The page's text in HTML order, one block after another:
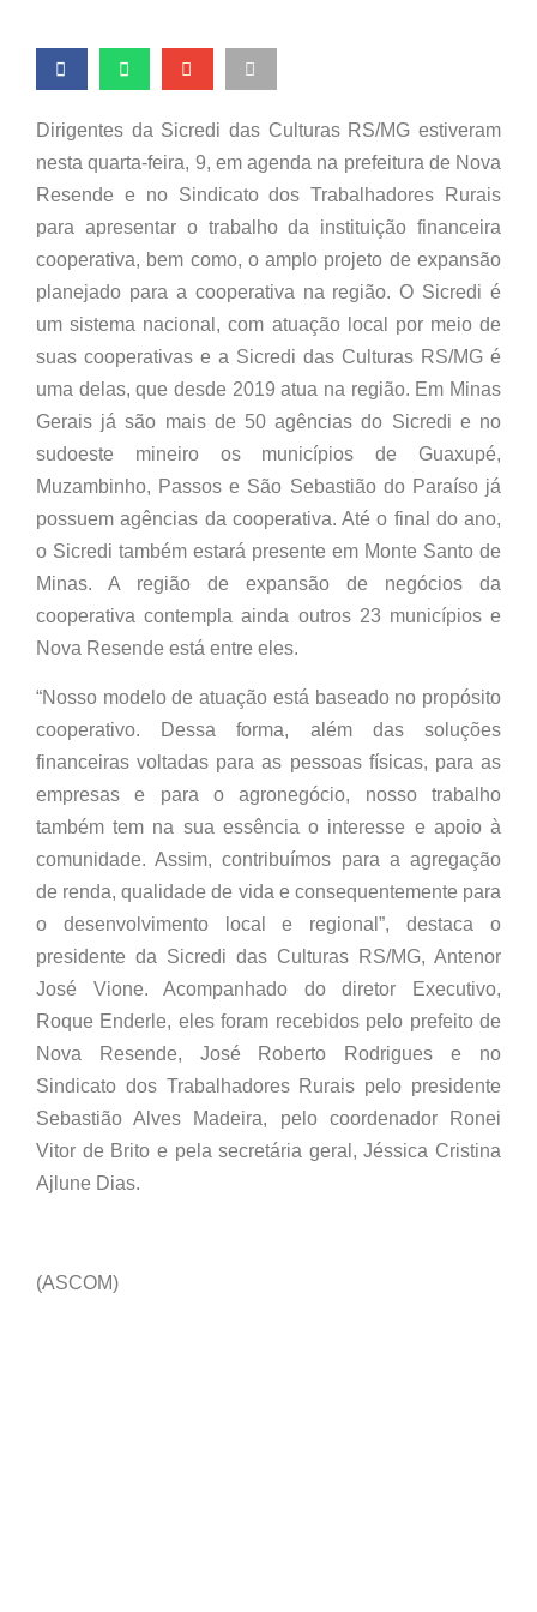
Dirigentes da Sicredi das Culturas RS/MG estiveram
nesta quarta-feira, 9, em agenda na prefeitura de Nova
Resende e no Sindicato dos Trabalhadores Rurais
para apresentar o trabalho da instituição financeira
cooperativa, bem como, o amplo projeto de expansão
planejado para a cooperativa na região. O Sicredi é
um sistema nacional, com atuação local por meio de
suas cooperativas e a Sicredi das Culturas RS/MG é
uma delas, que desde 2019 atua na região. Em Minas
Gerais já são mais de 50 agências do Sicredi e no
sudoeste mineiro os municípios de Guaxupé,
Muzambinho, Passos e São Sebastião do Paraíso já
possuem agências da cooperativa. Até o final do ano,
o Sicredi também estará presente em Monte Santo de
Minas. A região de expansão de negócios da
cooperativa contempla ainda outros 23 municípios e
Nova Resende está entre eles.
“Nosso modelo de atuação está baseado no propósito
cooperativo. Dessa forma, além das soluções
financeiras voltadas para as pessoas físicas, para as
empresas e para o agronegócio, nosso trabalho
também tem na sua essência o interesse e apoio à
comunidade. Assim, contribuímos para a agregação
de renda, qualidade de vida e consequentemente para
o desenvolvimento local e regional”, destaca o
presidente da Sicredi das Culturas RS/MG, Antenor
José Vione. Acompanhado do diretor Executivo,
Roque Enderle, eles foram recebidos pelo prefeito de
Nova Resende, José Roberto Rodrigues e no
Sindicato dos Trabalhadores Rurais pelo presidente
Sebastião Alves Madeira, pelo coordenador Ronei
Vitor de Brito e pela secretária geral, Jéssica Cristina
Ajlune Dias.
(ASCOM)